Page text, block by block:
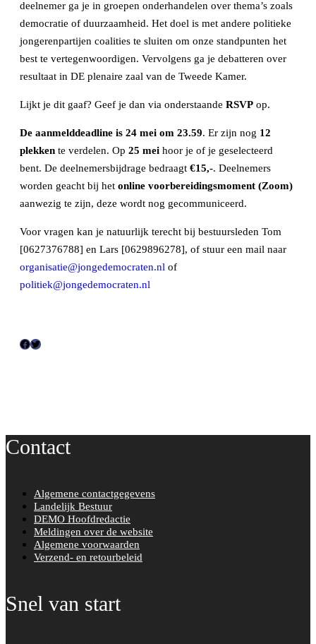
deelnemer ga je in groepen onderhandelen over thema’s zoals
democratie of duurzaamheid. Het doel is met andere politieke
jongerenpartijen coalities te sluiten om onze standpunten het
best te vertegenwoordigen. Vervolgens ga je debatteren over
resultaat in DE plenaire zaal van de Tweede Kamer.
Lijkt je dit gaaf? Geef je dan via onderstaande RSVP op.
De aanmelddeadline is 24 mei om 23.59. Er zijn nog 12
plekken te verdelen. Op 25 mei hoor je of je geselecteerd
bent. De deelnemersbijdrage bedraagt €15,-. Deelnemers
worden geacht bij het online voorbereidingsmoment (Zoom)
aanwezig te zijn, deze wordt nog gecommuniceerd.
Voor vragen kan je natuurlijk terecht bij bestuursleden Tom
[0627376788] en Lars [0629896278], of stuur een mail naar
organisatie@jongedemocraten.nl of
politiek@jongedemocraten.nl
F
o
T
r
Contact
Algemene contactgegevens
Landelijk Bestuur
DEMO Hoofdredactie
Meldingen over de website
Algemene voorwaarden
Verzend- en retourbeleid
Snel van start